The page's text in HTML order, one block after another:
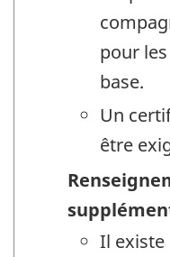
pour
base.
Un
être
Il existe